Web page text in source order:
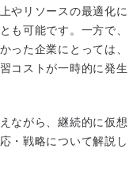
やリソースの最適化に
も可能です。一方で、
った企業にとっては、
コストが一時的に発生
ながら、継続的に仮想
・戦略について解説し